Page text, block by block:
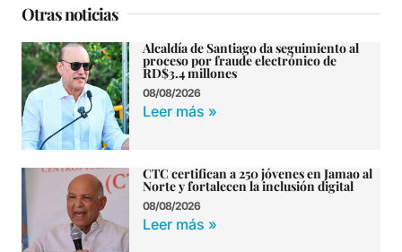
Otras noticias
Alcaldía de Santiago da seguimiento al
proceso por fraude electrónico de
RD$3.4 millones
08/08/2026
Leer más »
CTC certifican a 250 jóvenes en Jamao al
Norte y fortalecen la inclusión digital
08/08/2026
Leer más »